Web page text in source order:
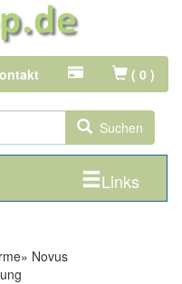
( 0 )
Suchen
Links
» Novus